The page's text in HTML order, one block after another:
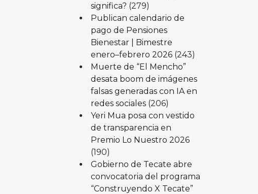
significa? (279)
Publican calendario de
pago de Pensiones
Bienestar | Bimestre
enero–febrero 2026 (243)
Muerte de “El Mencho”
desata boom de imágenes
falsas generadas con IA en
redes sociales (206)
Yeri Mua posa con vestido
de transparencia en
Premio Lo Nuestro 2026
(190)
Gobierno de Tecate abre
convocatoria del programa
“Construyendo X Tecate”